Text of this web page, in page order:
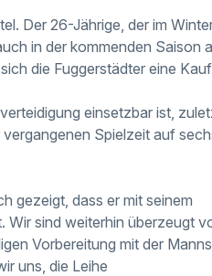
Der 26-Jährige, der im
in der kommenden Saison
die Fuggerstädter eine
einsetzbar ist,
Spielzeit auf
gezeigt, dass er mit seinem
Wir sind weiterhin überzeugt
Vorbereitung mit der
uns, die Leihe